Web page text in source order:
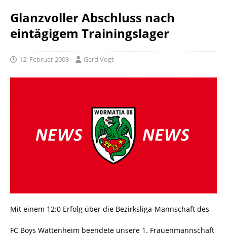
Glanzvoller Abschluss nach
eintägigem Trainingslager
12. Februar 2008 Gerd Vogt
Mit einem 12:0 Erfolg über die Bezirksliga-Mannschaft des
FC Boys Wattenheim beendete unsere 1. Frauenmannschaft